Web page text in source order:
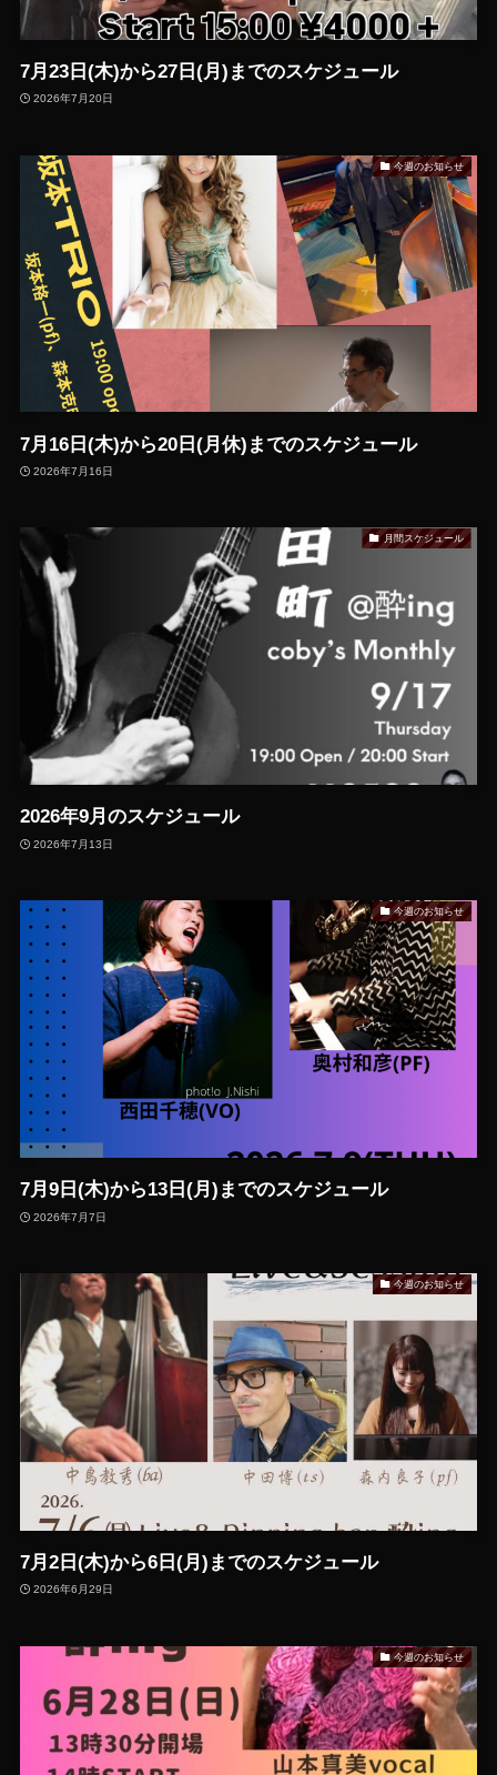
7月23日(木)から27日(月)までのスケジュール
2026年7月20日
今週のお知らせ
7月16日(木)から20日(月休)までのスケジュール
2026年7月16日
月間スケジュール
2026年9月のスケジュール
2026年7月13日
今週のお知らせ
7月9日(木)から13日(月)までのスケジュール
2026年7月7日
今週のお知らせ
7月2日(木)から6日(月)までのスケジュール
2026年6月29日
今週のお知らせ